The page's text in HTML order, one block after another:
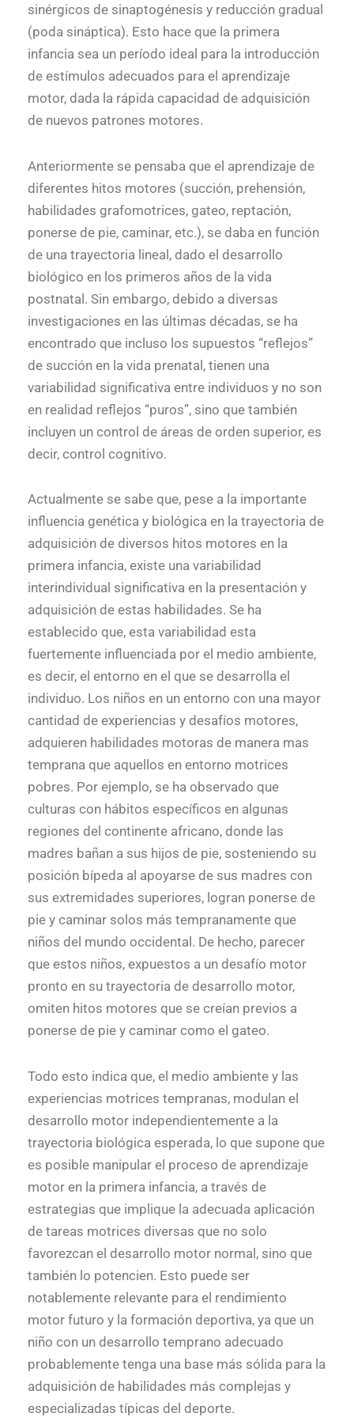
sinérgicos de sinaptogénesis y reducción gradual
(poda sináptica). Esto hace que la primera
infancia sea un período ideal para la introducción
de estímulos adecuados para el aprendizaje
motor, dada la rápida capacidad de adquisición
de nuevos patrones motores.
Anteriormente se pensaba que el aprendizaje de
diferentes hitos motores (succión, prehensión,
habilidades grafomotrices, gateo, reptación,
ponerse de pie, caminar, etc.), se daba en función
de una trayectoria lineal, dado el desarrollo
biológico en los primeros años de la vida
postnatal. Sin embargo, debido a diversas
investigaciones en las últimas décadas, se ha
encontrado que incluso los supuestos “reflejos”
de succión en la vida prenatal, tienen una
variabilidad significativa entre individuos y no son
en realidad reflejos “puros”, sino que también
incluyen un control de áreas de orden superior, es
decir, control cognitivo.
Actualmente se sabe que, pese a la importante
influencia genética y biológica en la trayectoria de
adquisición de diversos hitos motores en la
primera infancia, existe una variabilidad
interindividual significativa en la presentación y
adquisición de estas habilidades. Se ha
establecido que, esta variabilidad esta
fuertemente influenciada por el medio ambiente,
es decir, el entorno en el que se desarrolla el
individuo. Los niños en un entorno con una mayor
cantidad de experiencias y desafíos motores,
adquieren habilidades motoras de manera mas
temprana que aquellos en entorno motrices
pobres. Por ejemplo, se ha observado que
culturas con hábitos específicos en algunas
regiones del continente africano, donde las
madres bañan a sus hijos de pie, sosteniendo su
posición bípeda al apoyarse de sus madres con
sus extremidades superiores, logran ponerse de
pie y caminar solos más tempranamente que
niños del mundo occidental. De hecho, parecer
que estos niños, expuestos a un desafío motor
pronto en su trayectoria de desarrollo motor,
omiten hitos motores que se creían previos a
ponerse de pie y caminar como el gateo.
Todo esto indica que, el medio ambiente y las
experiencias motrices tempranas, modulan el
desarrollo motor independientemente a la
trayectoria biológica esperada, lo que supone que
es posible manipular el proceso de aprendizaje
motor en la primera infancia, a través de
estrategias que implique la adecuada aplicación
de tareas motrices diversas que no solo
favorezcan el desarrollo motor normal, sino que
también lo potencien. Esto puede ser
notablemente relevante para el rendimiento
motor futuro y la formación deportiva, ya que un
niño con un desarrollo temprano adecuado
probablemente tenga una base más sólida para la
adquisición de habilidades más complejas y
especializadas típicas del deporte.